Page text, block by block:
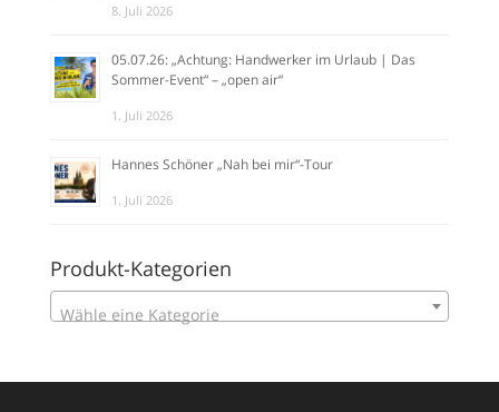
8. Juli 2026
05.07.26: „Achtung: Handwerker im Urlaub | Das
Sommer-Event“ – „open air“
1. Juli 2026
Hannes Schöner „Nah bei mir“-Tour
1. Juli 2026
Produkt-Kategorien
Wähle eine Kategorie